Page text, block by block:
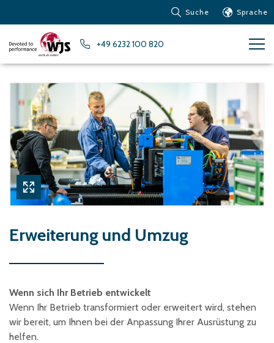
Suche Sprache
+49 6232 100 820
Erweiterung und Umzug
Wenn sich Ihr Betrieb entwickelt
Wenn Ihr Betrieb transformiert oder erweitert wird, stehen
wir bereit, um Ihnen bei der Anpassung Ihrer Ausrüstung zu
helfen.
Nachrichten
Über Water Jet
Metalle – Eisenmetalle
Metalle – Aluminium
Metalle – Andere
Nichteisenmetalle
Glas und Acrylglas
Verbundwerkstoffe
keramische Materialien
Dämmstoffe
Holz – Holzwerkstoffe
Über WJS